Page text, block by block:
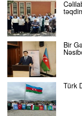
Bir
Türk